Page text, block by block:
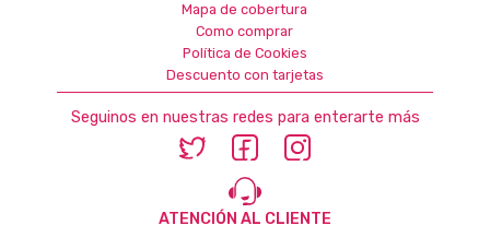
Mapa de cobertura
Como comprar
Política de Cookies
Descuento con tarjetas
Seguinos en nuestras redes para enterarte más
ATENCIÓN AL CLIENTE